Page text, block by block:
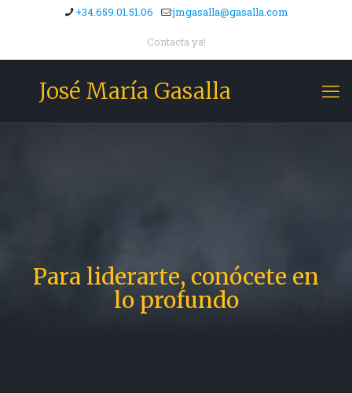
+34.659.01.51.06 jmgasalla@gasalla.com
Contacta ya!
José María Gasalla
Para liderarte, conócete en
lo profundo